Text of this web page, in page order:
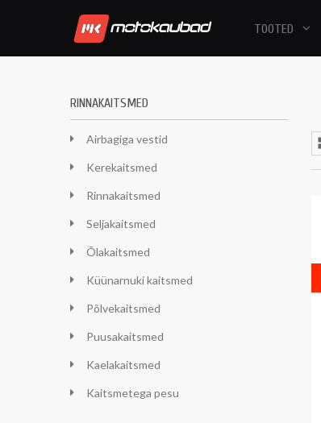
TOOTED
RINNAKAITSMED
Airbagiga vestid
Kerekaitsmed
Rinnakaitsmed
Seljakaitsmed
Õlakaitsmed
Küünarnuki kaitsmed
Põlvekaitsmed
Puusakaitsmed
Kaelakaitsmed
Kaitsmetega pesu